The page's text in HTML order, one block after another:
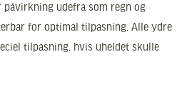
udefra som regn og
for optimal tilpasning. Alle ydre
tilpasning, hvis uheldet skulle